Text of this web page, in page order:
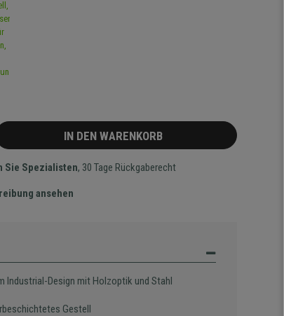
IN DEN WARENKORB
Sie Spezialisten, 30 Tage Rückgaberecht
ansehen
Industrial-Design mit Holzoptik und Stahl
Gestell